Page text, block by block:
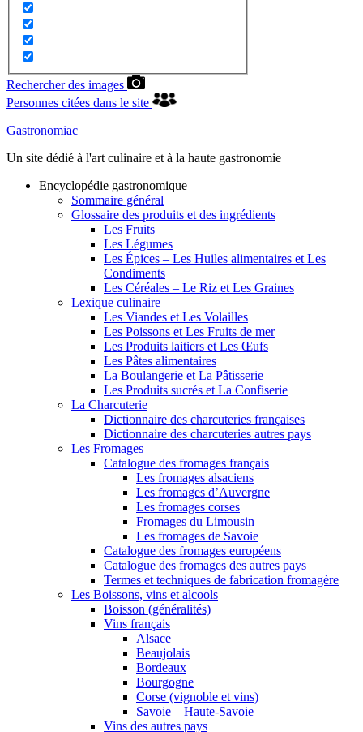
Rechercher des images
Personnes citées dans le site
Gastronomiac
Un site dédié à l'art culinaire et à la haute gastronomie
Encyclopédie gastronomique
Sommaire général
Glossaire des produits et des ingrédients
Les Fruits
Les Légumes
Les Épices – Les Huiles alimentaires et Les
Condiments
Les Céréales – Le Riz et Les Graines
Lexique culinaire
Les Viandes et Les Volailles
Les Poissons et Les Fruits de mer
Les Produits laitiers et Les Œufs
Les Pâtes alimentaires
La Boulangerie et La Pâtisserie
Les Produits sucrés et La Confiserie
La Charcuterie
Dictionnaire des charcuteries françaises
Dictionnaire des charcuteries autres pays
Les Fromages
Catalogue des fromages français
Les fromages alsaciens
Les fromages d’Auvergne
Les fromages corses
Fromages du Limousin
Les fromages de Savoie
Catalogue des fromages européens
Catalogue des fromages des autres pays
Termes et techniques de fabrication fromagère
Les Boissons, vins et alcools
Boisson (généralités)
Vins français
Alsace
Beaujolais
Bordeaux
Bourgogne
Corse (vignoble et vins)
Savoie – Haute-Savoie
Vins des autres pays